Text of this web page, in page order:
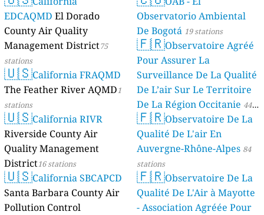
EDCAQMD El Dorado
County Air Quality
Management District75
stations
🇺🇸California FRAQMD
The Feather River AQMD1
stations
🇺🇸California RIVR
Riverside County Air
Quality Management
District16 stations
🇺🇸California SBCAPCD
Santa Barbara County Air
Pollution Control
Observatorio Ambiental
De Bogotá 19 stations
🇫🇷Observatoire Agréé
Pour Assurer La
Surveillance De La Qualité
De L’air Sur Le Territoire
De La Région Occitanie 44
stations
🇫🇷Observatoire De La
Qualité De L'air En
Auvergne-Rhône-Alpes 84
stations
🇫🇷Observatoire De La
Qualité De L'Air à Mayotte
- Association Agréée Pour